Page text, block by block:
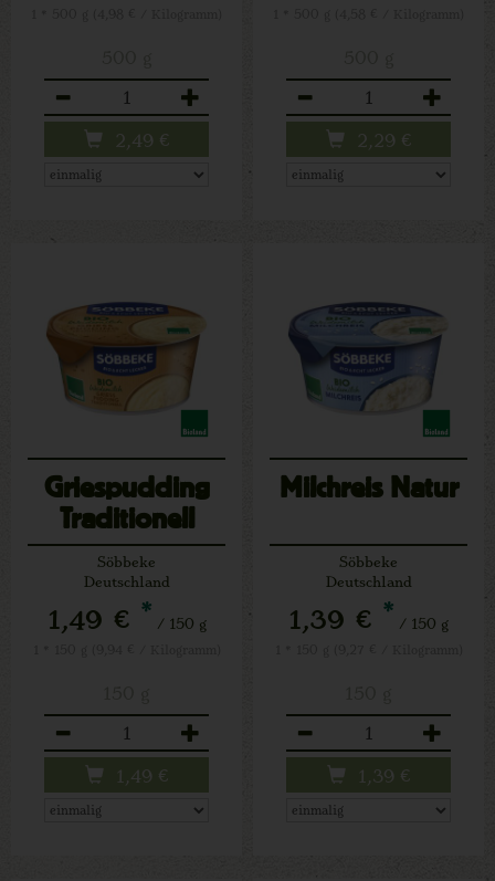
2,49 € 2,29 €
Griespudding
Traditionell
Söbbeke
Deutschland
1,49 € * / 150 g
1,49 €
Milchreis Natur
Söbbeke
Deutschland
1,39 € * / 150 g
1,39 €